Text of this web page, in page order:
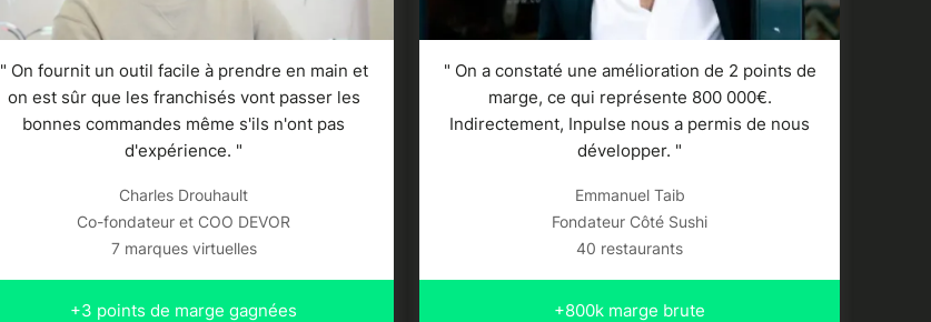
" On fournit un outil facile à prendre en main et
on est sûr que les franchisés vont passer les
bonnes commandes même s'ils n'ont pas
d'expérience. "
Charles Drouhault
Co-fondateur et COO DEVOR
7 marques virtuelles
+3 points de marge gagnées
" On a constaté une amélioration de 2 points de
marge, ce qui représente 800 000€.
Indirectement, Inpulse nous a permis de nous
développer. "
Emmanuel Taib
Fondateur Côté Sushi
40 restaurants
+800k marge brute